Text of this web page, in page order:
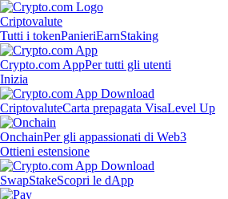
Criptovalute
Tutti i tokenPanieriEarnStaking
Crypto.com AppPer tutti gli utenti
Inizia
CriptovaluteCarta prepagata VisaLevel Up
OnchainPer gli appassionati di Web3
Ottieni estensione
SwapStakeScopri le dApp